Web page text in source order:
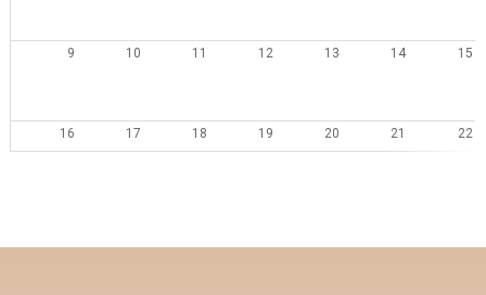
9 10 11 12 13 14 15
16 17 18 19 20 21 22